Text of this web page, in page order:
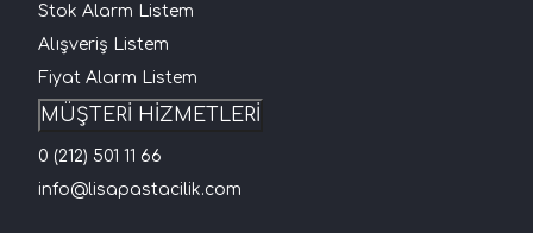
Stok Alarm Listem
Alışveriş Listem
Fiyat Alarm Listem
MÜŞTERİ HİZMETLERİ
0 (212) 501 11 66
info@lisapastacilik.com